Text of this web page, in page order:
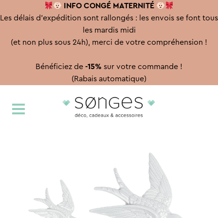
INFO CONGÉ MATERNITÉ
Les délais d'expédition sont rallongés : les envois se font tous
les mardis midi
(et non plus sous 24h), merci de votre compréhension !
Bénéficiez de -15% sur votre commande !
(Rabais automatique)
à
au